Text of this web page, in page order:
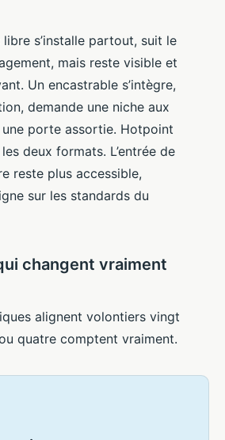
s’installe partout, suit le
mais reste visible et
Un encastrable s’intègre,
demande une niche aux
porte assortie. Hotpoint
deux formats. L’entrée de
reste plus accessible,
sur les standards du
changent vraiment
alignent volontiers vingt
quatre comptent vraiment.